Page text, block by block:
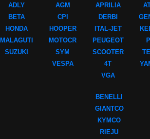
ADLY
BETA
HONDA
MALAGUTI
SUZUKI
AGM
CPI
HOOPER
MOTOCR
SYM
VESPA
APRILIA
DERBI
ITAL-JET
PEUGEOT
SCOOTER
4T
VGA
BENELLI
GIANTCO
KYMCO
RIEJU